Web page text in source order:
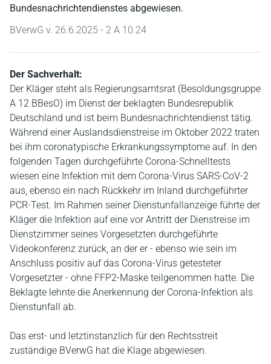
Bundesnachrichtendienstes abgewiesen.
BVerwG v. 26.6.2025 - 2 A 10.24
Der Sachverhalt:
Der Kläger steht als Regierungsamtsrat (Besoldungsgruppe
A 12 BBesO) im Dienst der beklagten Bundesrepublik
Deutschland und ist beim Bundesnachrichtendienst tätig.
Während einer Auslandsdienstreise im Oktober 2022 traten
bei ihm coronatypische Erkrankungssymptome auf. In den
folgenden Tagen durchgeführte Corona-Schnelltests
wiesen eine Infektion mit dem Corona-Virus SARS-CoV-2
aus, ebenso ein nach Rückkehr im Inland durchgeführter
PCR-Test. Im Rahmen seiner Dienstunfallanzeige führte der
Kläger die Infektion auf eine vor Antritt der Dienstreise im
Dienstzimmer seines Vorgesetzten durchgeführte
Videokonferenz zurück, an der er - ebenso wie sein im
Anschluss positiv auf das Corona-Virus getesteter
Vorgesetzter - ohne FFP2-Maske teilgenommen hatte. Die
Beklagte lehnte die Anerkennung der Corona-Infektion als
Dienstunfall ab.
Das erst- und letztinstanzlich für den Rechtsstreit
zuständige BVerwG hat die Klage abgewiesen.